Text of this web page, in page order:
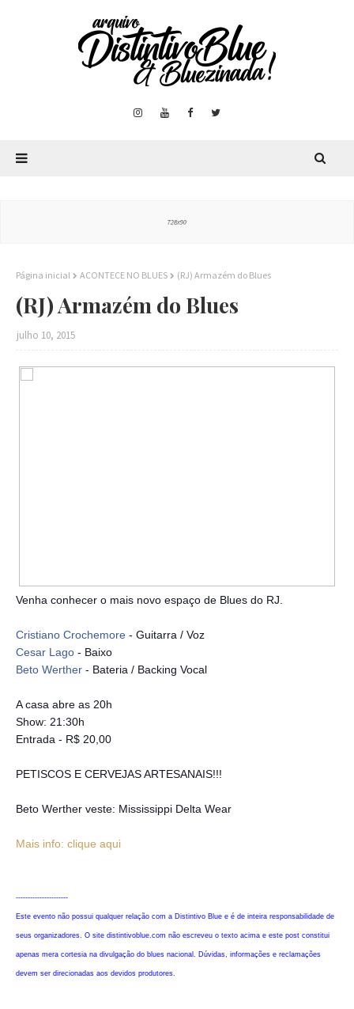
Página inicial ACONTECE NO BLUES (RJ) Armazém do Blues
(RJ) Armazém do Blues
julho 10, 2015
Venha conhecer o mais novo espaço de Blues do RJ.
Cristiano Crochemore - Guitarra / Voz
Cesar Lago - Baixo
Beto Werther - Bateria / Backing Vocal
A casa abre as 20h
Show: 21:30h
Entrada - R$ 20,00
PETISCOS E CERVEJAS ARTESANAIS!!!
Beto Werther veste: Mississippi Delta Wear
Mais info: clique aqui
----------------------
Este evento não possui qualquer relação com a Distintivo Blue e é de inteira responsabilidade de
seus organizadores. O site distintivoblue.com não escreveu o texto acima e este post constitui
apenas mera cortesia na divulgação do blues nacional. Dúvidas, informações e reclamações
devem ser direcionadas aos devidos produtores.